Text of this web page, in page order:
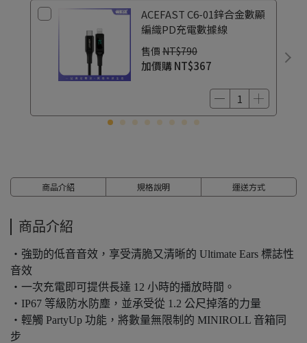
ACEFAST C6-01鋅合金數顯
編織PD充電數據線
售價 NT$790
加價購NT$367
商品介紹 規格說明 運送方式
商品介紹
・強勁的低音音效，享受清脆又清晰的 Ultimate Ears 標誌性
音效
・一次充電即可提供長達 12 小時的播放時間。
・IP67 等級防水防塵，並承受從 1.2 公尺掉落的力量
・輕觸 PartyUp 功能，將數量無限制的 MINIROLL 音箱同
步